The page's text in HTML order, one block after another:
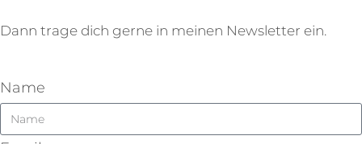
Dann trage dich gerne in meinen Newsletter ein.
Name